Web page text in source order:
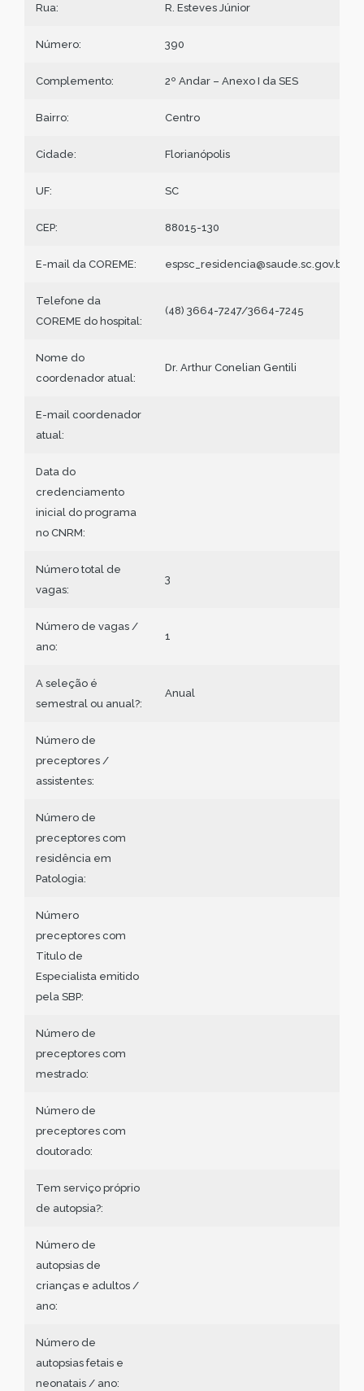
Rua: R. Esteves Júnior
Número: 390
Complemento: 2º Andar – Anexo I da SES
Bairro: Centro
Cidade: Florianópolis
UF: SC
CEP: 88015-130
E-mail da COREME: espsc_residencia@saude.sc.gov.br
Telefone da
COREME do hospital:
(48) 3664-7247/3664-7245
Nome do
coordenador atual:
Dr. Arthur Conelian Gentili
E-mail coordenador
atual:
Data do
credenciamento
inicial do programa
no CNRM:
Número total de
vagas:
3
Número de vagas /
ano:
1
A seleção é
semestral ou anual?:
Anual
Número de
preceptores /
assistentes:
Número de
preceptores com
residência em
Patologia:
Número
preceptores com
Titulo de
Especialista emitido
pela SBP:
Número de
preceptores com
mestrado:
Número de
preceptores com
doutorado:
Tem serviço próprio
de autopsia?:
Número de
autopsias de
crianças e adultos /
ano:
Número de
autopsias fetais e
neonatais / ano: